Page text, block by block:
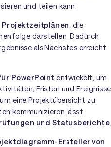
und teilen kann.
Projektzeitplänen , die
darstellen. Dadurch
als Nächstes erreicht
PowerPoint entwickelt, um
Fristen und Ereignisse
eine Projektübersicht zu
kommunizieren lässt.
und Statusberichte
Ersteller von